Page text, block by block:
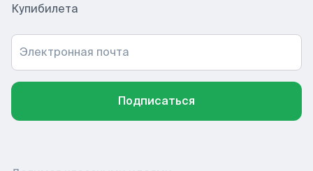
Купибилета
Электронная почта
Подписаться